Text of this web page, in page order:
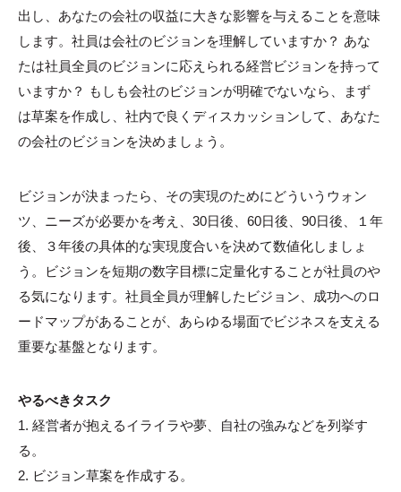
出し、あなたの会社の収益に大きな影響を与えることを意味
します。社員は会社のビジョンを理解していますか？ あな
たは社員全員のビジョンに応えられる経営ビジョンを持って
いますか？ もしも会社のビジョンが明確でないなら、まず
は草案を作成し、社内で良くディスカッションして、あなた
の会社のビジョンを決めましょう。
ビジョンが決まったら、その実現のためにどういうウォン
ツ、ニーズが必要かを考え、30日後、60日後、90日後、１年
後、３年後の具体的な実現度合いを決めて数値化しましょ
う。ビジョンを短期の数字目標に定量化することが社員のや
る気になります。社員全員が理解したビジョン、成功へのロ
ードマップがあることが、あらゆる場面でビジネスを支える
重要な基盤となります。
やるべきタスク
1. 経営者が抱えるイライラや夢、自社の強みなどを列挙す
る。
2. ビジョン草案を作成する。